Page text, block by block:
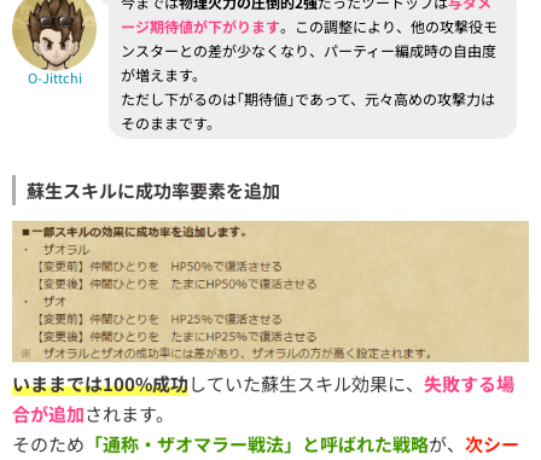
O-Jittchi
ージ期待値が下がります。この調整により、他の攻撃役モ
ンスターとの差が少なくなり、パーティー編成時の自由度
が増えます。
ただし下がるのは｢期待値｣であって、元々高めの攻撃力は
そのままです。
蘇生スキルに成功率要素を追加
いままでは100%成功していた蘇生スキル効果に、 失敗する場
合が追加されます。
そのため 「通称・ザオマラー戦法」と呼ばれた戦略が、 次シー